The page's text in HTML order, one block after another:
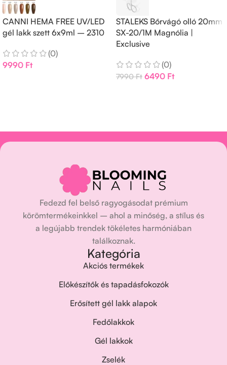
CANNI HEMA FREE UV/LED
gél lakk szett 6x9ml – 2310
(0)
9990 Ft
STALEKS Bőrvágó olló 20mm
SX-20/1M Magnólia |
Exclusive
(0)
7990Ft 6490 Ft
Fedezd fel belső ragyogásodat prémium
körömtermékeinkkel – ahol a minőség, a stílus és
a legújabb trendek tökéletes harmóniában
találkoznak.
Kategória
Akciós termékek
Előkészítők és tapadásfokozók
Erősített gél lakk alapok
Fedőlakkok
Gél lakkok
Zselék